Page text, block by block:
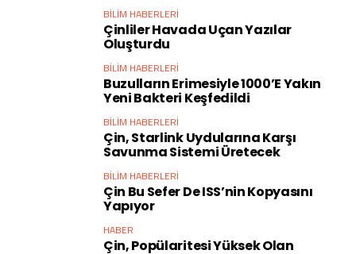
BILIM HABERLERI
Çinliler Havada Uçan Yazılar
Oluşturdu
BILIM HABERLERI
Buzulların Erimesiyle 1000’e Yakın
Yeni Bakteri Keşfedildi
BILIM HABERLERI
Çin, Starlink Uydularına Karşı
Savunma Sistemi Üretecek
BILIM HABERLERI
Çin Bu Sefer De ISS’nin Kopyasını
Yapıyor
HABER
Çin, Popülaritesi Yüksek Olan